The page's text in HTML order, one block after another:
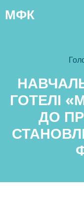
до
МФК
ГОТЕЛІ
ДО